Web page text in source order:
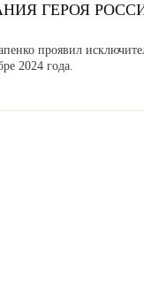
ГЕРОЯ
проявил
2024 года.